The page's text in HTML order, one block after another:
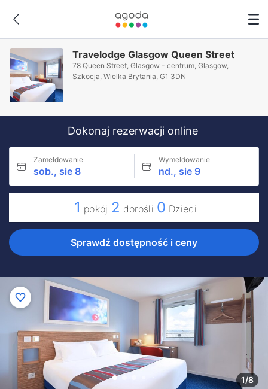
Travelodge Glasgow Queen Street
78 Queen Street, Glasgow - centrum, Glasgow,
Szkocja, Wielka Brytania, G1 3DN
Dokonaj rezerwacji online
Zameldowanie
sob., sie 8
Wymeldowanie
nd., sie 9
1 pokój 2 dorośli 0 Dzieci
Sprawdź dostępność i ceny
1/8